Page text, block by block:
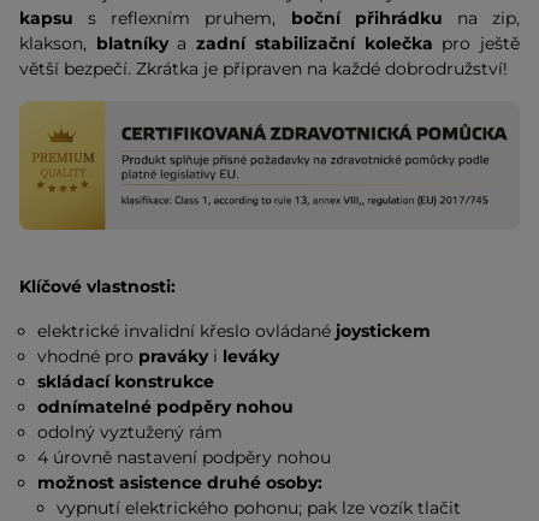
kapsu s reflexním pruhem, boční přihrádku na zip,
klakson, blatníkyazadní stabilizační kolečka pro ještě
větší bezpečí. Zkrátka je připraven na každé dobrodružství!
Klíčové vlastnosti:
elektrické invalidní křeslo ovládané joystickem
vhodné pro praváky i leváky
skládací konstrukce
odnímatelné podpěry nohou
odolný vyztužený rám
4 úrovně nastavení podpěry nohou
možnost asistence druhé osoby:
vypnutí elektrického pohonu; pak lze vozík tlačit